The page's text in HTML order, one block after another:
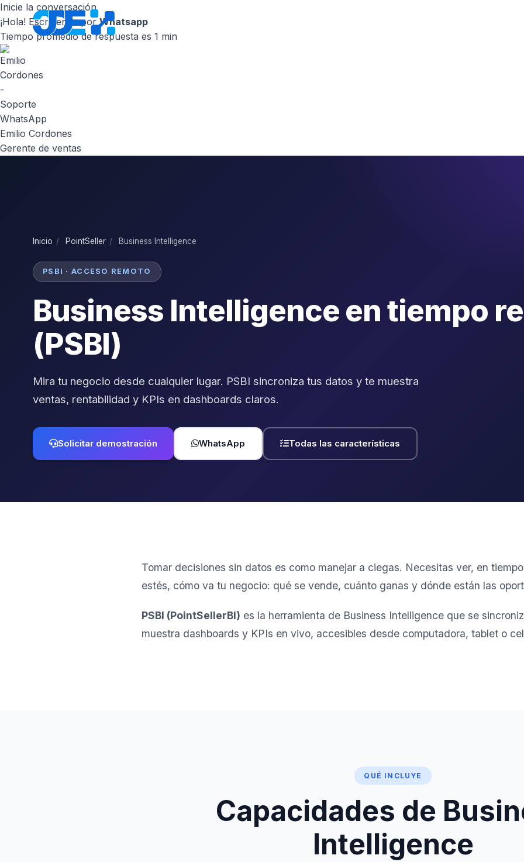
Inicie la conversación
¡Hola! Escribenos porWhatsapp
Tiempo promedio de respuesta es 1 min
Emilio Cordones
Gerente de ventas
Inicio / PointSeller / Business Intelligence
PSBI · ACCESO REMOTO
Business Intelligence en tiempo
(PSBI)
Mira tu negocio desde cualquier lugar. PSBI sincroniza tus datos y te muestra
ventas, rentabilidad y KPIs en dashboards claros.
Solicitar demostración WhatsApp Todas las características
Tomar decisiones sin datos es como manejar a ciegas. Necesitas ver, en
estés, cómo va tu negocio: qué se vende, cuánto ganas y dónde están las
PSBI (PointSellerBI) es la herramienta de Business Intelligence que se
muestra dashboards y KPIs en vivo, accesibles desde computadora, tablet o
QUÉ INCLUYE
Capacidades de
Intelligence